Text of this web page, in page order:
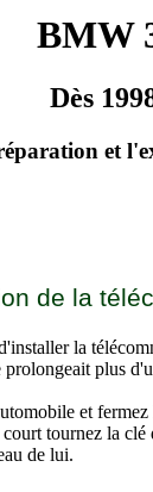
BMW
Dès
et
de la
la
prolongeait plus
et fermez
tournez la
de lui.